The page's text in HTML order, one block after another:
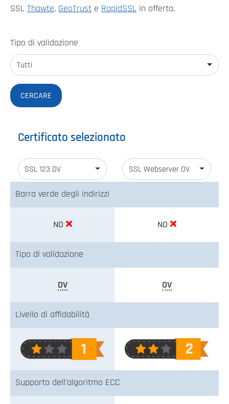
SSL Thawte, GeoTrust e RapidSSL in offerta.
Tipo di validazione
Tutti
Certificato selezionato
SSL 123 DV SSL Webserver OV
Barra verde degli indirizzi
NO NO
Tipo di validazione
DV OV
Livello di affidabilità
Supporto dell'algoritmo ECC